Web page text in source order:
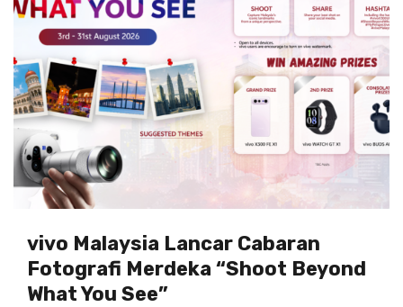
vivo Malaysia Lancar Cabaran
Fotografi Merdeka “Shoot Beyond
What You See”